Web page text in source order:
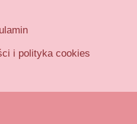
i polityka cookies